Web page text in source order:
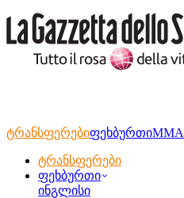
ტრანსფერებიფეხბურთიMMA
ტრანსფერები
ფეხბურთი
ინგლისი